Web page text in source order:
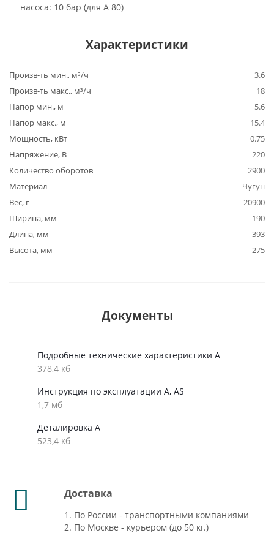
насоса: 10 бар (для А 80)
Характеристики
Произв-ть мин., м³/ч
3.6
Произв-ть макс., м³/ч
18
Напор мин., м
5.6
Напор макс., м
15.4
Мощность, кВт
0.75
Напряжение, В
220
Количество оборотов
2900
Материал
Чугун
Вес, г
20900
Ширина, мм
190
Длина, мм
393
Высота, мм
275
Документы
Подробные технические характеристики А
378,4 кб
Инструкция по эксплуатации A, AS
1,7 мб
Деталировка А
523,4 кб
Доставка
1. По России - транспортными компаниями
2. По Москве - курьером (до 50 кг.)